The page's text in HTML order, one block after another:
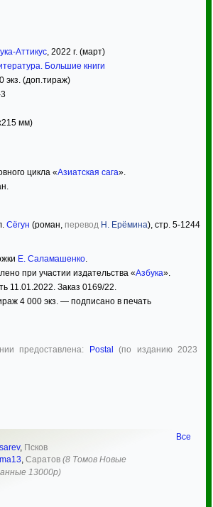
Аттикус, 2022 г. (март)
Большие книги
экз. (доп.тираж)
мм)
цикла «Азиатская сага».
Сёгун (роман, перевод Н. Ерёмина), стр. 5-1244
Е. Саламашенко.
при участии издательства «Азбука».
11.01.2022. Заказ 0169/22.
4 000 экз. — подписано в печать
предоставлена: Postal
(по изданию 2023
, Псков
, Саратов (8 Томов Новые
13000р)
Все